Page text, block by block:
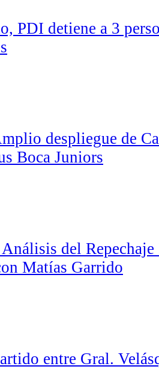
PDI detiene a 3
despliegue de
Boca Juniors
del
Matías Garrido
entre Gral.